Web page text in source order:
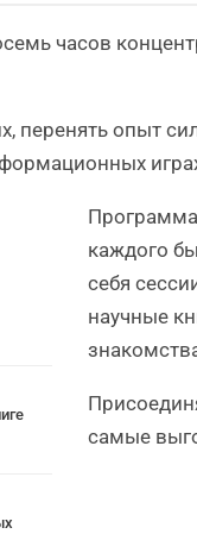
часов
перенять опыт
Программа
каждого
себя
научные
самые